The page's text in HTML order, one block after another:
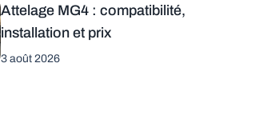
Attelage MG4 : compatibilité,
installation et prix
3 août 2026